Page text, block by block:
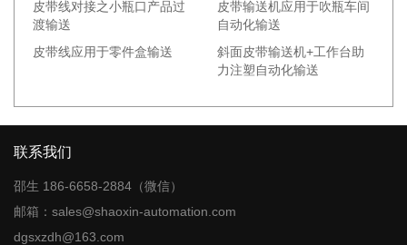
皮带线对接之小瓶口产品过
渡输送
皮带输送机应用于吹瓶车间
自动化输送
皮带线应用于零件盒输送
斜面皮带输送机+工作台助
力注塑自动化输送
联系我们
邵生 186-6658-2884（微信）
邮箱：sales@shaoxin-automation.com
dgsxzdh@163.com